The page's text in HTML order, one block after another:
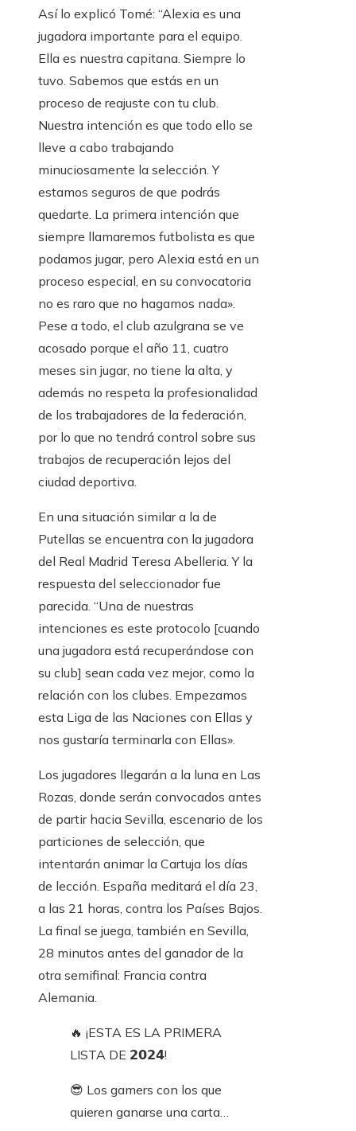
Así lo explicó Tomé: “Alexia es una
jugadora importante para el equipo.
Ella es nuestra capitana. Siempre lo
tuvo. Sabemos que estás en un
proceso de reajuste con tu club.
Nuestra intención es que todo ello se
lleve a cabo trabajando
minuciosamente la selección. Y
estamos seguros de que podrás
quedarte. La primera intención que
siempre llamaremos futbolista es que
podamos jugar, pero Alexia está en un
proceso especial, en su convocatoria
no es raro que no hagamos nada».
Pese a todo, el club azulgrana se ve
acosado porque el año 11, cuatro
meses sin jugar, no tiene la alta, y
además no respeta la profesionalidad
de los trabajadores de la federación,
por lo que no tendrá control sobre sus
trabajos de recuperación lejos del
ciudad deportiva.
En una situación similar a la de
Putellas se encuentra con la jugadora
del Real Madrid Teresa Abelleria. Y la
respuesta del seleccionador fue
parecida. “Una de nuestras
intenciones es este protocolo [cuando
una jugadora está recuperándose con
su club] sean cada vez mejor, como la
relación con los clubes. Empezamos
esta Liga de las Naciones con Ellas y
nos gustaría terminarla con Ellas».
Los jugadores llegarán a la luna en Las
Rozas, donde serán convocados antes
de partir hacia Sevilla, escenario de los
particiones de selección, que
intentarán animar la Cartuja los días
de lección. España meditará el día 23,
a las 21 horas, contra los Países Bajos.
La final se juega, también en Sevilla,
28 minutos antes del ganador de la
otra semifinal: Francia contra
Alemania.
🔥 ¡ESTA ES LA PRIMERA
LISTA DE 𝟮𝟬𝟮𝟰!
😎 Los gamers con los que
quieren ganarse una carta…